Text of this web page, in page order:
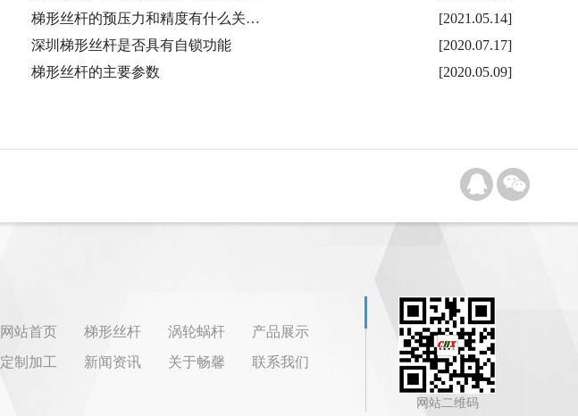
[2021.05.14]
梯形丝杆的预压力和精度有什么关…
[2020.07.17]
深圳梯形丝杆是否具有自锁功能
[2020.05.09]
梯形丝杆的主要参数
网站首页 梯形丝杆 涡轮蜗杆
产品展示
定制加工
新闻资讯 关于畅馨 联系我们
网站二维码